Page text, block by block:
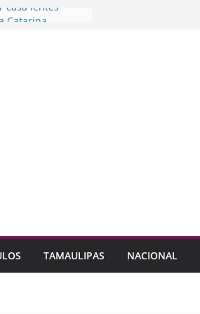
casa lentes
en Tesorería:
Cavazos
primer Food
TAMAULIPAS NACIONAL